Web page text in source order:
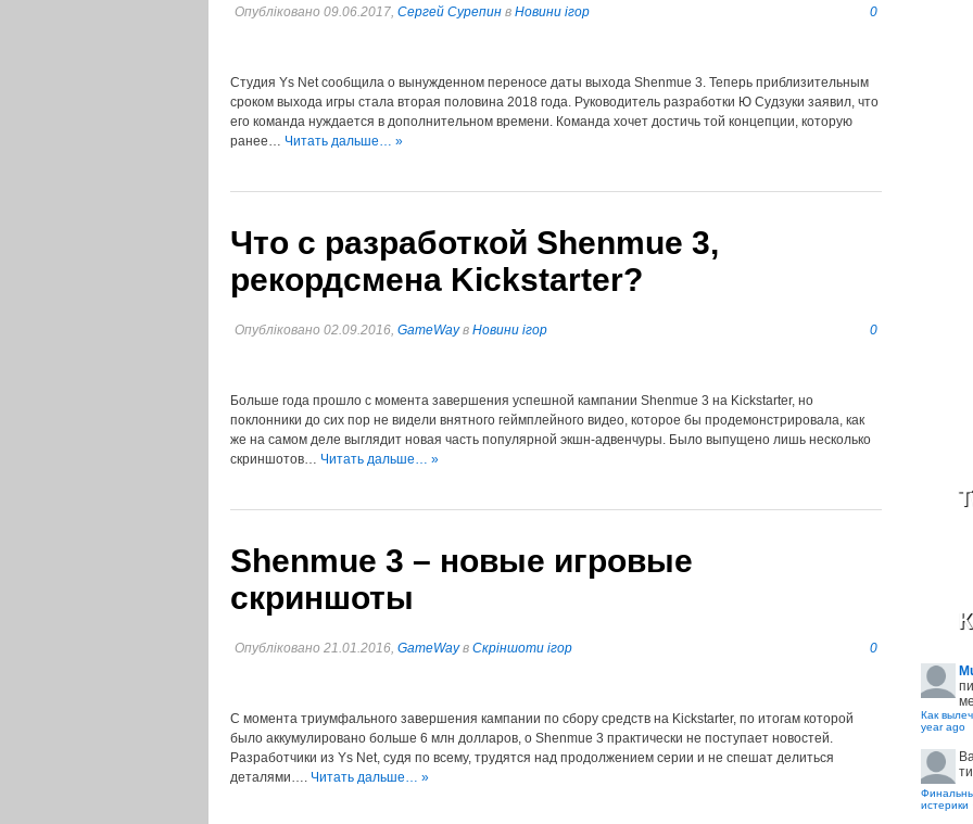
Опубліковано 09.06.2017, Сергей Сурепин в Новини ігор 0
Студия Ys Net сообщила о вынужденном переносе даты выхода Shenmue 3. Теперь приблизительным
сроком выхода игры стала вторая половина 2018 года. Руководитель разработки Ю Судзуки заявил, что
его команда нуждается в дополнительном времени. Команда хочет достичь той концепции, которую
ранее… Читать дальше… »
Что с разработкой Shenmue 3,
рекордсмена Kickstarter?
Опубліковано 02.09.2016, GameWayв Новини ігор 0
Больше года прошло с момента завершения успешной кампании Shenmue 3 на Kickstarter, но
поклонники до сих пор не видели внятного геймплейного видео, которое бы продемонстрировала, как
же на самом деле выглядит новая часть популярной экшн-адвенчуры. Было выпущено лишь несколько
скриншотов… Читать дальше… »
Shenmue 3 – новые игровые
скриншоты
Опубліковано 21.01.2016, GameWayв Cкріншоти ігор 0
С момента триумфального завершения кампании по сбору средств на Kickstarter, по итогам которой
было аккумулировано больше 6 млн долларов, о Shenmue 3 практически не поступает новостей.
Разработчики из Ys Net, судя по всему, трудятся над продолжением серии и не спешат делиться
деталями…. Читать дальше… »
Как
year ago
истерики